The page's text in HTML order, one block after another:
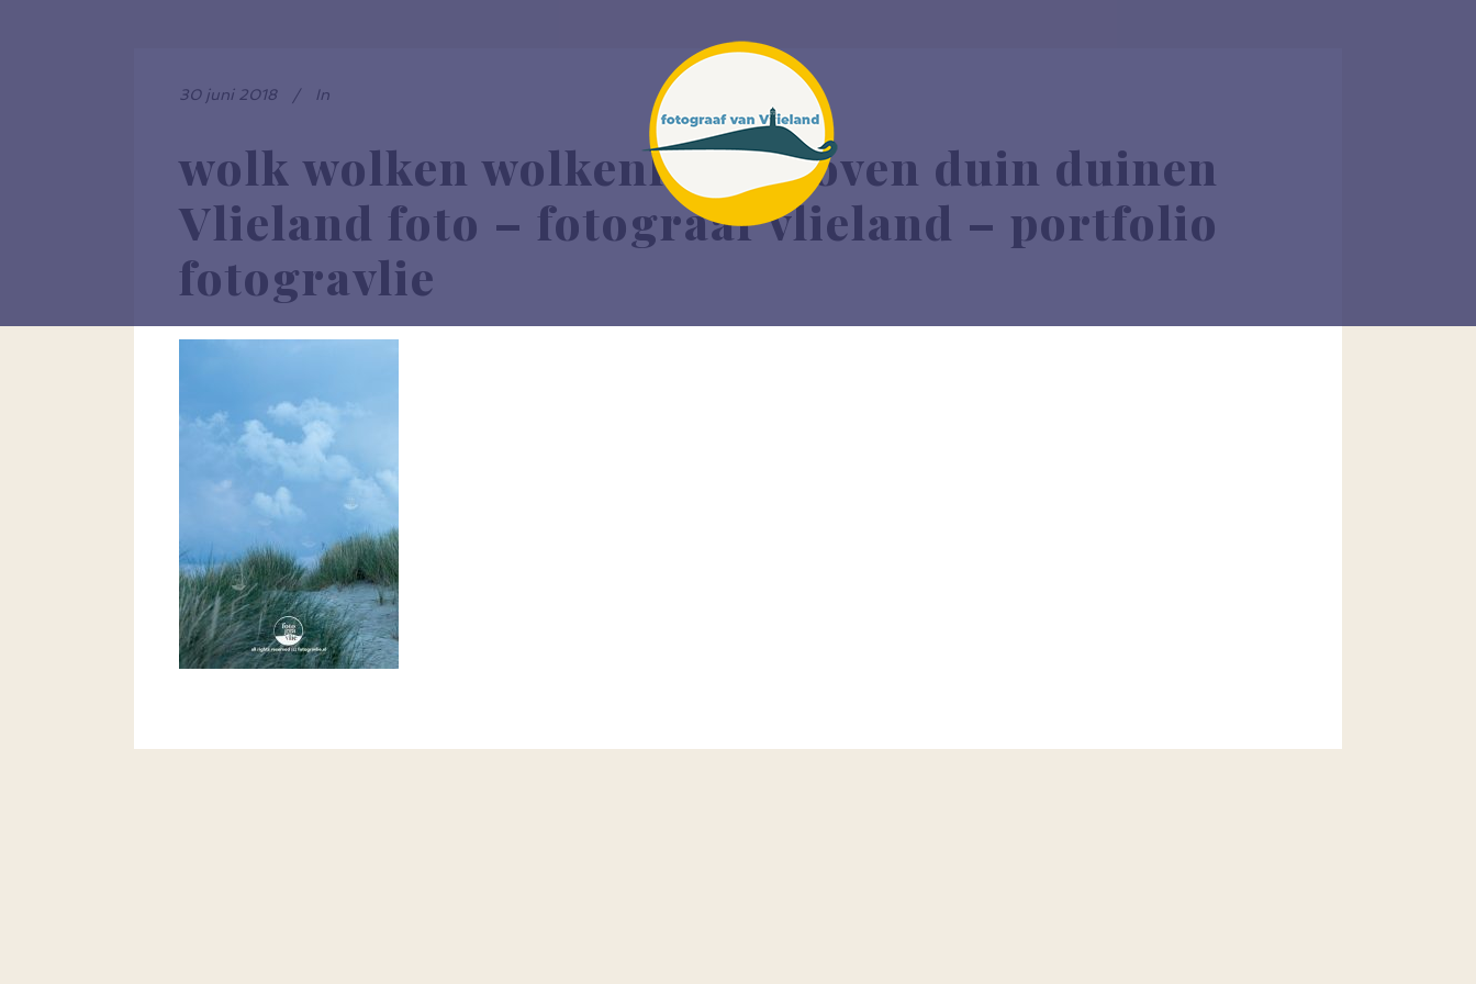
30 juni 2018 In
wolk wolken wolkenlucht boven duin duinen
Vlieland foto – fotograaf vlieland – portfolio
fotogravlie